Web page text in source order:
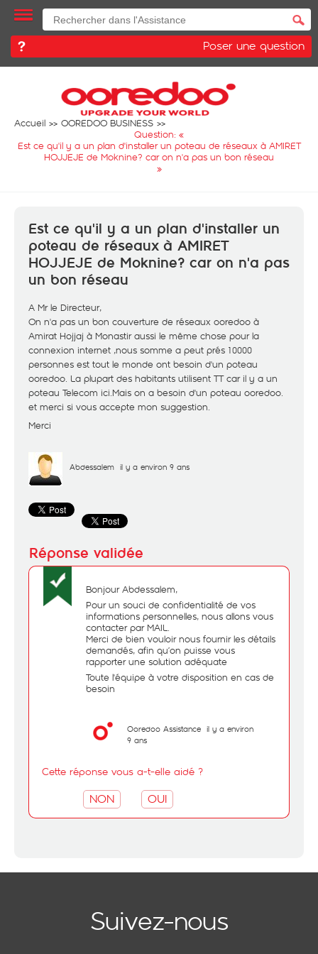
Poser une question
Accueil
OOREDOO BUSINESS
Question: «
Est ce qu'il y a un plan d'installer un poteau de réseaux à AMIRET
HOJJEJE de Moknine? car on n'a pas un bon réseau
»
Est ce qu'il y a un plan d'installer un
poteau de réseaux à AMIRET
HOJJEJE de Moknine? car on n'a pas
un bon réseau
A Mr le Directeur,
On n'a pas un bon couverture de réseaux ooredoo à
Amirat Hojjaj à Monastir aussi le même chose pour la
connexion internet ,nous somme a peut prés 10000
personnes est tout le monde ont besoin d'un poteau
ooredoo. La plupart des habitants utilisent TT car il y a un
poteau Telecom ici.Mais on a besoin d'un poteau ooredoo.
et merci si vous accepte mon suggestion.
Merci
Abdessalem il y a environ 9 ans
Bonjour Abdessalem,
Pour un souci de confidentialité de vos
informations personnelles, nous allons vous
contacter par MAIL.
Merci de bien vouloir nous fournir les détails
demandés, afin qu’on puisse vous
rapporter une solution adéquate
Toute l'équipe à votre disposition en cas de
besoin
Ooredoo Assistance il y a environ
9 ans
Cette réponse vous a-t-elle aidé ?
NON OUI
Suivez-nous